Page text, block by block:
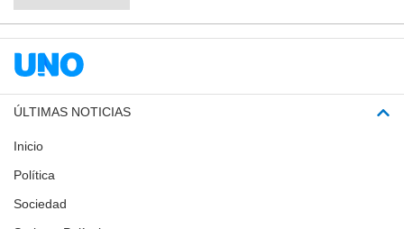
ÚLTIMAS NOTICIAS
Inicio
Política
Sociedad